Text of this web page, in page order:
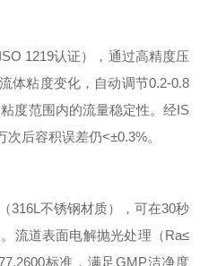
1219认证），通过高精度压
体粘度变化，自动调节0.2-0.8
度范围内的流量稳定性。经IS
后容积误差仍<±0.3%。
316L不锈钢材质），可在30秒
流道表面电解抛光处理（Ra≤
标准，满足GMP洁净度